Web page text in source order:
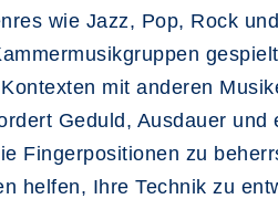
wie Jazz, Pop, Rock
mit anderen
Geduld, Ausdauer
Fingerpositionen zu
helfen, Ihre Technik zu